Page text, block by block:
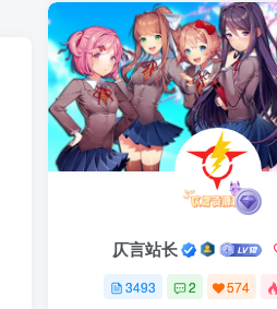
仄言站长
3493 2 574